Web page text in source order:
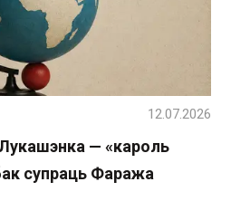
— «кароль
супраць Фаража
12.07.2026